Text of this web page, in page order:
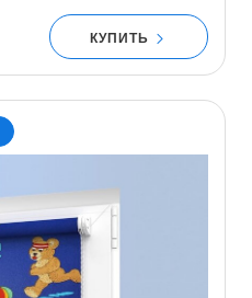
КУПИТЬ